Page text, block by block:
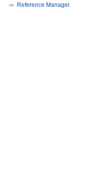
Reference Manager